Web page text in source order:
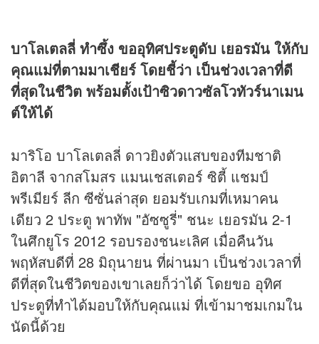
บาโลเตลลี่ ทำซึ้ง ขออุทิศประตูดับ เยอรมัน ให้กับ
คุณแม่ที่ตามมาเชียร์ โดยชี้ว่า เป็นช่วงเวลาที่ดี
ที่สุดในชีวิต พร้อมตั้งเป้าซิวดาวซัลโวทัวร์นาเมน
ต์ให้ได้
มาริโอ บาโลเตลลี่ ดาวยิงตัวแสบของทีมชาติ
อิตาลี จากสโมสร แมนเชสเตอร์ ซิตี้ แชมป์
พรีเมียร์ ลีก ซีซั่นล่าสุด ยอมรับเกมที่เหมาคน
เดียว 2 ประตู พาทัพ "อัซซูรี่" ชนะ เยอรมัน 2-1
ในศึกยูโร 2012 รอบรองชนะเลิศ เมื่อคืนวัน
พฤหัสบดีที่ 28 มิถุนายน ที่ผ่านมา เป็นช่วงเวลาที่
ดีที่สุดในชีวิตของเขาเลยก็ว่าได้ โดยขอ อุทิศ
ประตูที่ทำได้มอบให้กับคุณแม่ ที่เข้ามาชมเกมใน
นัดนี้ด้วย